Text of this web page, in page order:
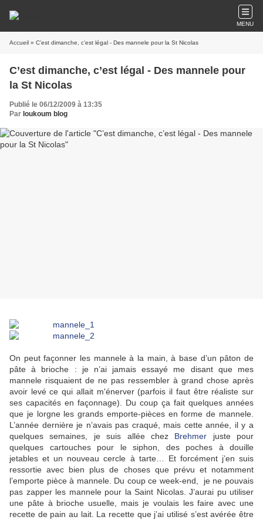
MENU
Accueil » C’est dimanche, c’est légal - Des mannele pour la St Nicolas
C’est dimanche, c’est légal - Des mannele pour
la St Nicolas
Publié le 06/12/2009 à 13:35
Par loukoum blog
On peut façonner les mannele à la main, à base d’un pâton de
pâte à brioche : je n’ai jamais essayé me disant que mes
mannele risquaient de ne pas ressembler à grand chose après
avoir levé ce qui allait m'énerver (parfois il faut être réaliste sur
ses capacités en façonnage). Du coup ça fait quelques années
que je lorgne les grands emporte-pièces en forme de mannele.
L’année dernière je n’avais pas craqué, mais cette année, il y a
quelques semaines, je suis allée chez Brehmer juste pour
quelques cartouches pour le siphon, des poches à douille
jetables et un nouveau cercle à tarte… Et forcément j’en suis
ressortie avec bien plus de choses que prévu et notamment
l’emporte pièce à mannele. Du coup ce week-end, je ne pouvais
pas zapper les mannele pour la Saint Nicolas. J’aurai pu utiliser
une pâte à brioche usuelle, mais je voulais les faire avec une
recette de pain au lait. La recette que j’ai utilisé s’est avérée être